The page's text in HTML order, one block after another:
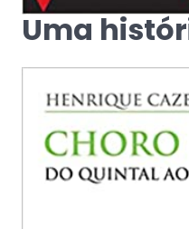
Uma